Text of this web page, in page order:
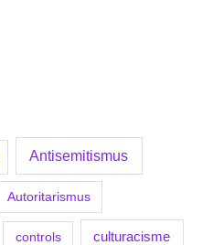
Antisemitismus
Autoritarismus
controls culturacisme